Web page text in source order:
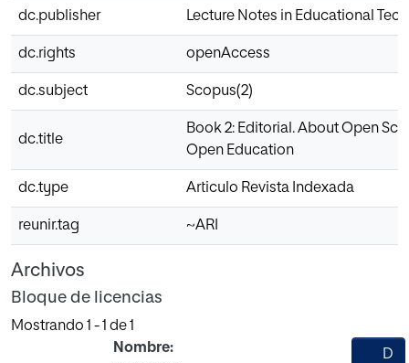
dc.publisher Lecture Notes in Educational
dc.rights openAccess
dc.subject Scopus(2)
dc.title
Book 2: Editorial. About Open
Open Education
dc.type Articulo Revista Indexada
reunir.tag ~ARI
Archivos
Bloque de licencias
Mostrando 1 - 1 de 1
Nombre:
D